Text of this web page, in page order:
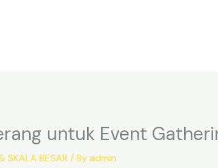
untuk Event
SKALA BESAR / Byadmin